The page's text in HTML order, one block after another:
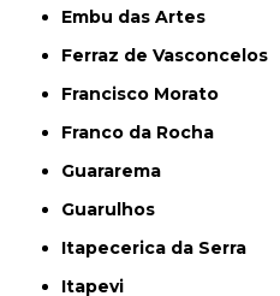
Embu das Artes
Ferraz de Vasconcelos
Francisco Morato
Franco da Rocha
Guararema
Guarulhos
Itapecerica da Serra
Itapevi